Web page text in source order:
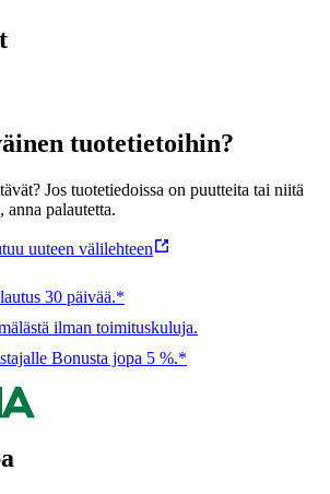
tuotetietoihin?
Jos tuotetiedoissa on puutteita tai niitä
anna palautetta.
uuteen välilehteen
30 päivää.*
ilman toimituskuluja.
Bonusta jopa 5 %.*